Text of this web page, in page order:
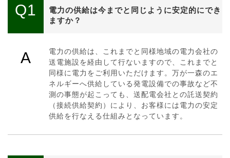
Q1
電力の供給は今までと同じように安定的にでき
ますか？
A
電力の供給は、これまでと同様地域の電力会社の
送電施設を経由して行ないますので、これまでと
同様に電力をご利用いただけます。万が一森のエ
ネルギーへ供給している発電設備での事故など不
測の事態が起こっても、送配電会社との託送契約
（接続供給契約）により、お客様には電力の安定
供給を行なえる仕組みとなっています。